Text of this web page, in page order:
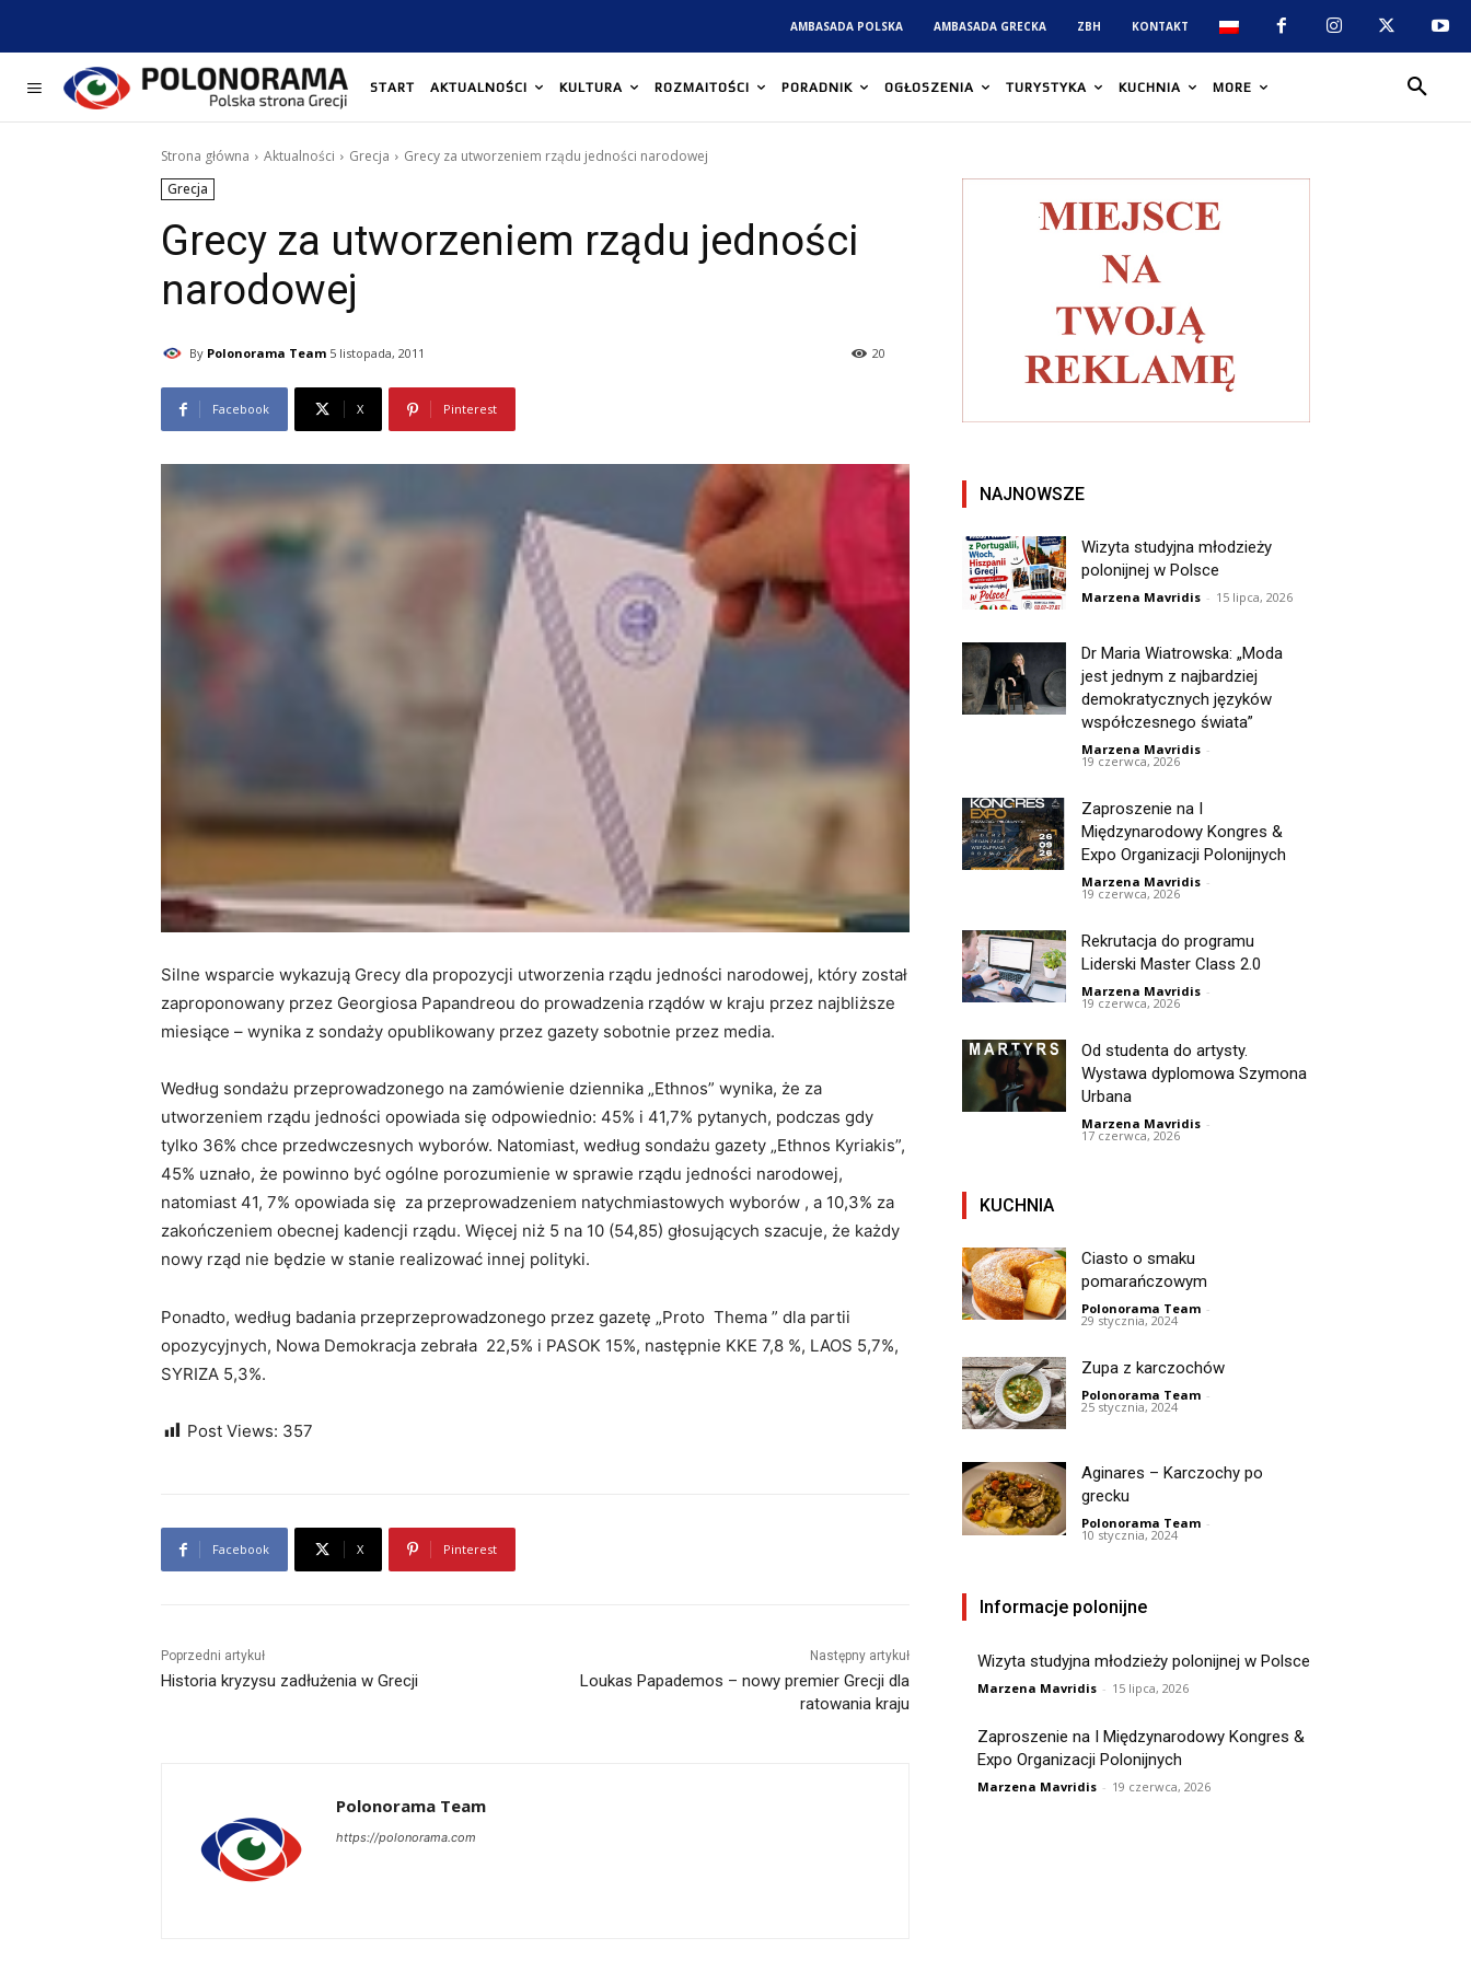
AMBASADA POLSKA AMBASADA GRECKA ZBH KONTAKT
START AKTUALNOŚCI KULTURA ROZMAITOŚCI PORADNIK OGŁOSZENIA TURYSTYKA KUCHNIA MORE
Strona główna Aktualności Grecja
Grecy za utworzeniem rządu jedności narodowej
Grecja
Grecy za utworzeniem rządu jedności
narodowej
By Polonorama Team 5 listopada, 2011 20
Facebook X Pinterest
Silne wsparcie wykazują Grecy dla propozycji utworzenia rządu jedności narodowej, który został
zaproponowany przez Georgiosa Papandreou do prowadzenia rządów w kraju przez najbliższe
miesiące – wynika z sondaży opublikowany przez gazety sobotnie przez media.
Według sondażu przeprowadzonego na zamówienie dziennika „Ethnos” wynika, że za
utworzeniem rządu jedności opowiada się odpowiednio: 45% i 41,7% pytanych, podczas gdy
tylko 36% chce przedwczesnych wyborów. Natomiast, według sondażu gazety „Ethnos Kyriakis”,
45% uznało, że powinno być ogólne porozumienie w sprawie rządu jedności narodowej,
natomiast 41, 7% opowiada się za przeprowadzeniem natychmiastowych wyborów , a 10,3% za
zakończeniem obecnej kadencji rządu. Więcej niż 5 na 10 (54,85) głosujących szacuje, że każdy
nowy rząd nie będzie w stanie realizować innej polityki.
Ponadto, według badania przeprzeprowadzonego przez gazetę „Proto Thema ” dla partii
opozycyjnych, Nowa Demokracja zebrała 22,5% i PASOK 15%, następnie KKE 7,8 %, LAOS 5,7%,
SYRIZA 5,3%.
Post Views: 357
Facebook X Pinterest
Poprzedni artykuł
Historia kryzysu zadłużenia w Grecji
Następny artykuł
Loukas Papademos – nowy premier Grecji dla
ratowania kraju
Polonorama Team
https://polonorama.com
NAJNOWSZE
Wizyta studyjna młodzieży
polonijnej w Polsce
Marzena Mavridis - 15 lipca, 2026
Dr Maria Wiatrowska: „Moda
jest jednym z najbardziej
demokratycznych języków
współczesnego świata”
Marzena Mavridis -
19 czerwca, 2026
Zaproszenie na I
Międzynarodowy Kongres &
Expo Organizacji Polonijnych
Marzena Mavridis -
19 czerwca, 2026
Rekrutacja do programu
Liderski Master Class 2.0
Marzena Mavridis -
19 czerwca, 2026
Od studenta do artysty.
Wystawa dyplomowa Szymona
Urbana
Marzena Mavridis -
17 czerwca, 2026
KUCHNIA
Ciasto o smaku
pomarańczowym
Polonorama Team -
29 stycznia, 2024
Zupa z karczochów
Polonorama Team -
25 stycznia, 2024
Aginares – Karczochy po
grecku
Polonorama Team -
10 stycznia, 2024
Informacje polonijne
Wizyta studyjna młodzieży polonijnej w Polsce
Marzena Mavridis - 15 lipca, 2026
Zaproszenie na I Międzynarodowy Kongres &
Expo Organizacji Polonijnych
Marzena Mavridis - 19 czerwca, 2026